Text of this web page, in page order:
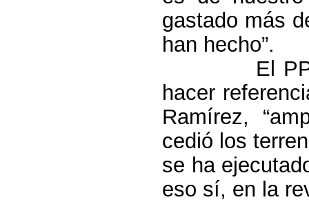
gastado más
han hecho”.
El
hacer
Ramírez,
cedió los
se ha
eso sí, en la